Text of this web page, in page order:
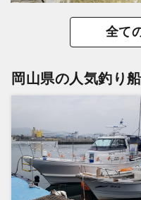
全て
岡山県の人気釣り船